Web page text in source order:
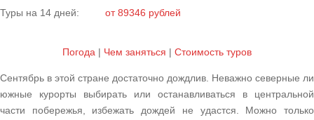
Туры на 14 дней:
от 89346 рублей
Погода | Чем заняться | Cтоимость туров
Сентябрь в этой стране достаточно дождлив. Неважно северные ли
южные курорты выбирать или останавливаться в центральной
части побережья, избежать дождей не удастся. Можно только